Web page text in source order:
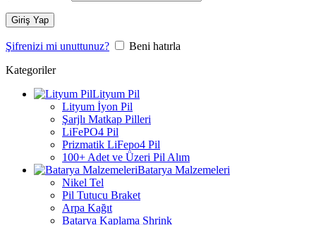
Giriş Yap
Şifrenizi mi unuttunuz?
Beni hatırla
Kategoriler
Lityum Pil
Lityum İyon Pil
Şarjlı Matkap Pilleri
LiFePO4 Pil
Prizmatik LiFepo4 Pil
100+ Adet ve Üzeri Pil Alım
Batarya Malzemeleri
Nikel Tel
Pil Tutucu Braket
Arpa Kağıt
Batarya Kaplama Shrink